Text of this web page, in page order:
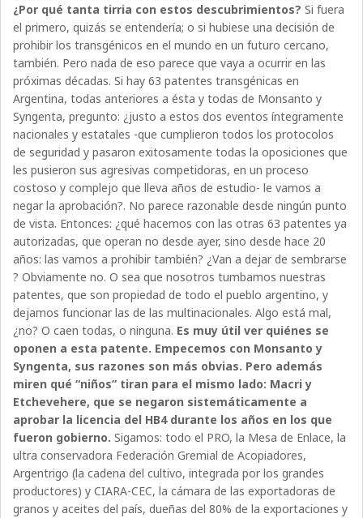
¿Por qué tanta tirria con estos descubrimientos? Si fuera
el primero, quizás se entendería; o si hubiese una decisión de
prohibir los transgénicos en el mundo en un futuro cercano,
también. Pero nada de eso parece que vaya a ocurrir en las
próximas décadas. Si hay 63 patentes transgénicas en
Argentina, todas anteriores a ésta y todas de Monsanto y
Syngenta, pregunto: ¿justo a estos dos eventos íntegramente
nacionales y estatales -que cumplieron todos los protocolos
de seguridad y pasaron exitosamente todas la oposiciones que
les pusieron sus agresivas competidoras, en un proceso
costoso y complejo que lleva años de estudio- le vamos a
negar la aprobación?. No parece razonable desde ningún punto
de vista. Entonces: ¿qué hacemos con las otras 63 patentes ya
autorizadas, que operan no desde ayer, sino desde hace 20
años: las vamos a prohibir también? ¿Van a dejar de sembrarse
? Obviamente no. O sea que nosotros tumbamos nuestras
patentes, que son propiedad de todo el pueblo argentino, y
dejamos funcionar las de las multinacionales. Algo está mal,
¿no? O caen todas, o ninguna. Es muy útil ver quiénes se
oponen a esta patente. Empecemos con Monsanto y
Syngenta, sus razones son más obvias. Pero además
miren qué “niños” tiran para el mismo lado: Macri y
Etchevehere, que se negaron sistemáticamente a
aprobar la licencia del HB4 durante los años en los que
fueron gobierno. Sigamos: todo el PRO, la Mesa de Enlace, la
ultra conservadora Federación Gremial de Acopiadores,
Argentrigo (la cadena del cultivo, integrada por los grandes
productores) y CIARA-CEC, la cámara de las exportadoras de
granos y aceites del país, dueñas del 80% de la exportaciones y